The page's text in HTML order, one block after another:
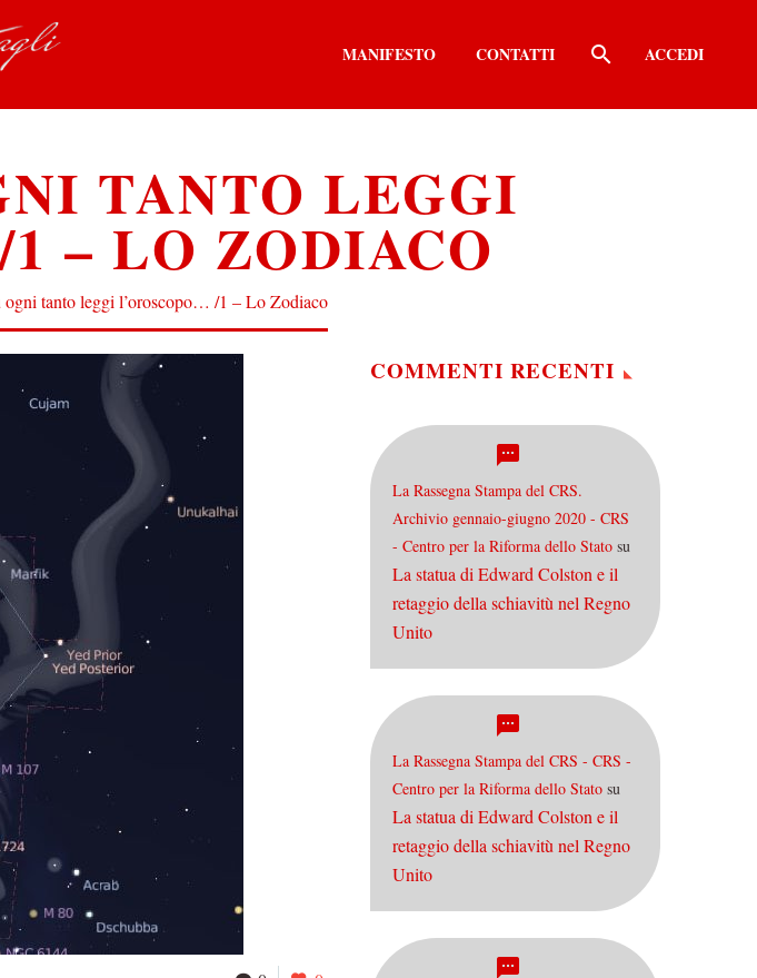
MANIFESTO CONTATTI ACCEDI
TANTO LEGGI
– LO ZODIACO
ogni tanto leggi l’oroscopo… /1 – Lo Zodiaco
COMMENTI RECENTI
La Rassegna Stampa del CRS.
Archivio gennaio-giugno 2020 - CRS
- Centro per la Riforma dello Stato su
La statua di Edward Colston e il
retaggio della schiavitù nel Regno
Unito
La Rassegna Stampa del CRS - CRS -
Centro per la Riforma dello Stato su
La statua di Edward Colston e il
retaggio della schiavitù nel Regno
Unito